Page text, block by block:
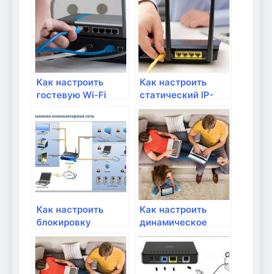
Как настроить
гостевую Wi-Fi
Как настроить
статический IP-
адрес на роутере?
Как настроить
блокировку
определенных веб-
сайтов на роутере?
Как настроить
динамическое
обновление DNS на
роутере?